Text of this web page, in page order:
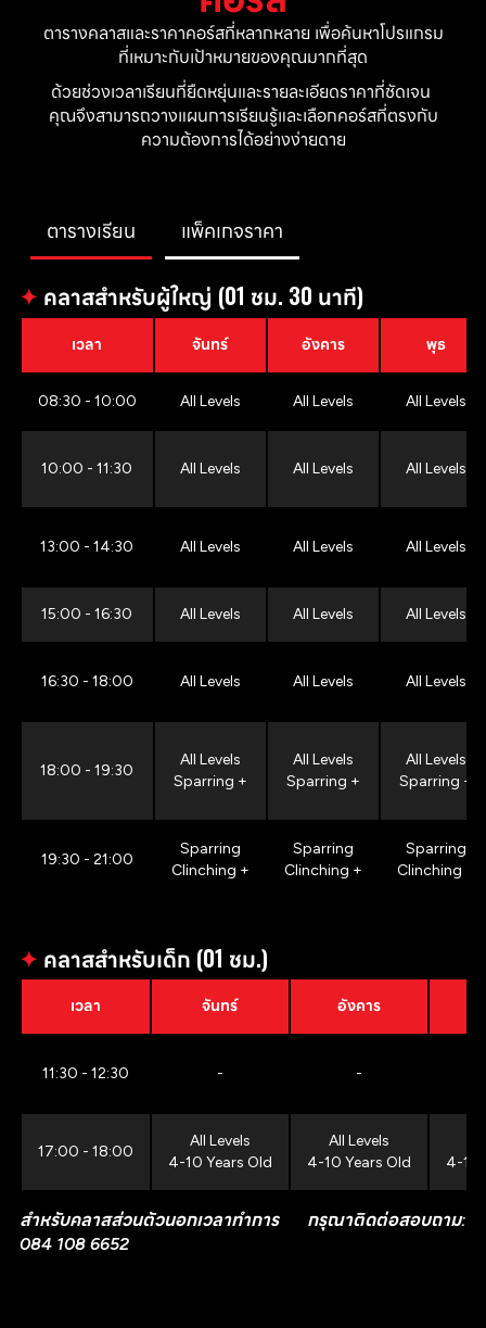
ตารางคลาสและราคาคอร์สที่หลากหลาย เพื่อค้นหาโปรแกรม
ที่เหมาะกับเป้าหมายของคุณมากที่สุด
ด้วยช่วงเวลาเรียนที่ยืดหยุ่นและรายละเอียดราคาที่ชัดเจน
คุณจึงสามารถวางแผนการเรียนรู้และเลือกคอร์สที่ตรงกับ
ความต้องการได้อย่างง่ายดาย
ตารางเรียน แพ็คเกจราคา
✦ คลาสสำหรับผู้ใหญ่ (01 ชม. 30 นาที)
เวลา จันทร์ อังคาร พุธ
08:30 - 10:00 All Levels All Levels All Levels
10:00 - 11:30 All Levels All Levels All Levels
13:00 - 14:30 All Levels All Levels All Levels
15:00 - 16:30 All Levels All Levels All Levels
16:30 - 18:00 All Levels All Levels All Levels
18:00 - 19:30
All Levels
Sparring +
All Levels
Sparring +
All Levels
Sparring +
19:30 - 21:00
Sparring
Clinching +
Sparring
Clinching +
Sparring
Clinching +
✦ คลาสสำหรับเด็ก (01 ชม.)
เวลา จันทร์ อังคาร
11:30 - 12:30 - -
17:00 - 18:00
All Levels
4-10 Years Old
All Levels
4-10 Years Old
4-10
สำหรับคลาสส่วนตัวนอกเวลาทำการ กรุณาติดต่อสอบถาม:
084 108 6652